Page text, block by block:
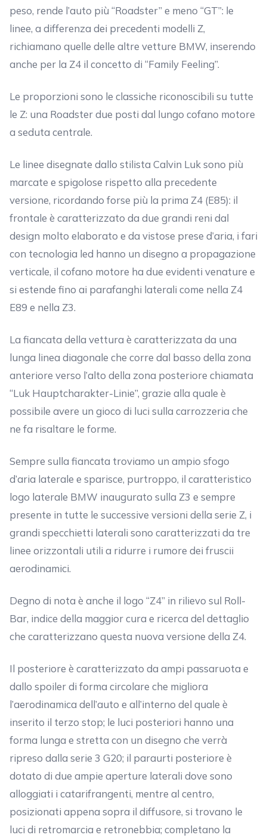
peso, rende l’auto più “Roadster” e meno “GT”: le
linee, a differenza dei precedenti modelli Z,
richiamano quelle delle altre vetture BMW, inserendo
anche per la Z4 il concetto di “Family Feeling”.
Le proporzioni sono le classiche riconoscibili su tutte
le Z: una Roadster due posti dal lungo cofano motore
a seduta centrale.
Le linee disegnate dallo stilista Calvin Luk sono più
marcate e spigolose rispetto alla precedente
versione, ricordando forse più la prima Z4 (E85): il
frontale è caratterizzato da due grandi reni dal
design molto elaborato e da vistose prese d’aria, i fari
con tecnologia led hanno un disegno a propagazione
verticale, il cofano motore ha due evidenti venature e
si estende fino ai parafanghi laterali come nella Z4
E89 e nella Z3.
La fiancata della vettura è caratterizzata da una
lunga linea diagonale che corre dal basso della zona
anteriore verso l’alto della zona posteriore chiamata
“Luk Hauptcharakter-Linie”, grazie alla quale è
possibile avere un gioco di luci sulla carrozzeria che
ne fa risaltare le forme.
Sempre sulla fiancata troviamo un ampio sfogo
d’aria laterale e sparisce, purtroppo, il caratteristico
logo laterale BMW inaugurato sulla Z3 e sempre
presente in tutte le successive versioni della serie Z, i
grandi specchietti laterali sono caratterizzati da tre
linee orizzontali utili a ridurre i rumore dei fruscii
aerodinamici.
Degno di nota è anche il logo “Z4” in rilievo sul Roll-
Bar, indice della maggior cura e ricerca del dettaglio
che caratterizzano questa nuova versione della Z4.
Il posteriore è caratterizzato da ampi passaruota e
dallo spoiler di forma circolare che migliora
l’aerodinamica dell’auto e all’interno del quale è
inserito il terzo stop; le luci posteriori hanno una
forma lunga e stretta con un disegno che verrà
ripreso dalla serie 3 G20; il paraurti posteriore è
dotato di due ampie aperture laterali dove sono
alloggiati i catarifrangenti, mentre al centro,
posizionati appena sopra il diffusore, si trovano le
luci di retromarcia e retronebbia; completano la